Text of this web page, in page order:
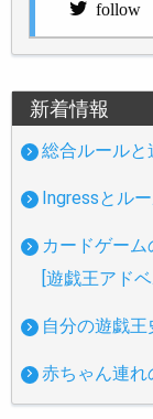
follow
新着情報
総合ルールと
Ingressとル
カードゲー
[遊戯王アド
自分の遊戯王
赤ちゃん連れ